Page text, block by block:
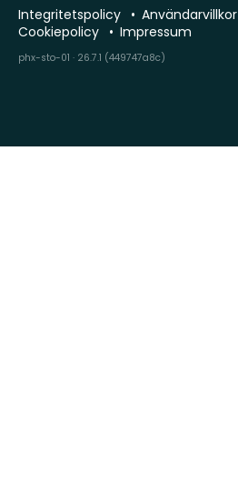
Integritetspolicy
Användarvillkor
Cookiepolicy
Impressum
phx-sto-01 · 26.7.1 (449747a8c)